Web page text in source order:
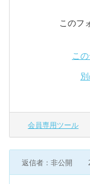
このフ
こ
会員専用ツール
返信者：非公開